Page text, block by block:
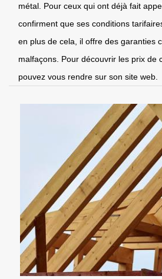
métal. Pour ceux qui ont déjà fait
confirment que ses conditions
en plus de cela, il offre des garanties
malfaçons. Pour découvrir les prix de
pouvez vous rendre sur son site web.